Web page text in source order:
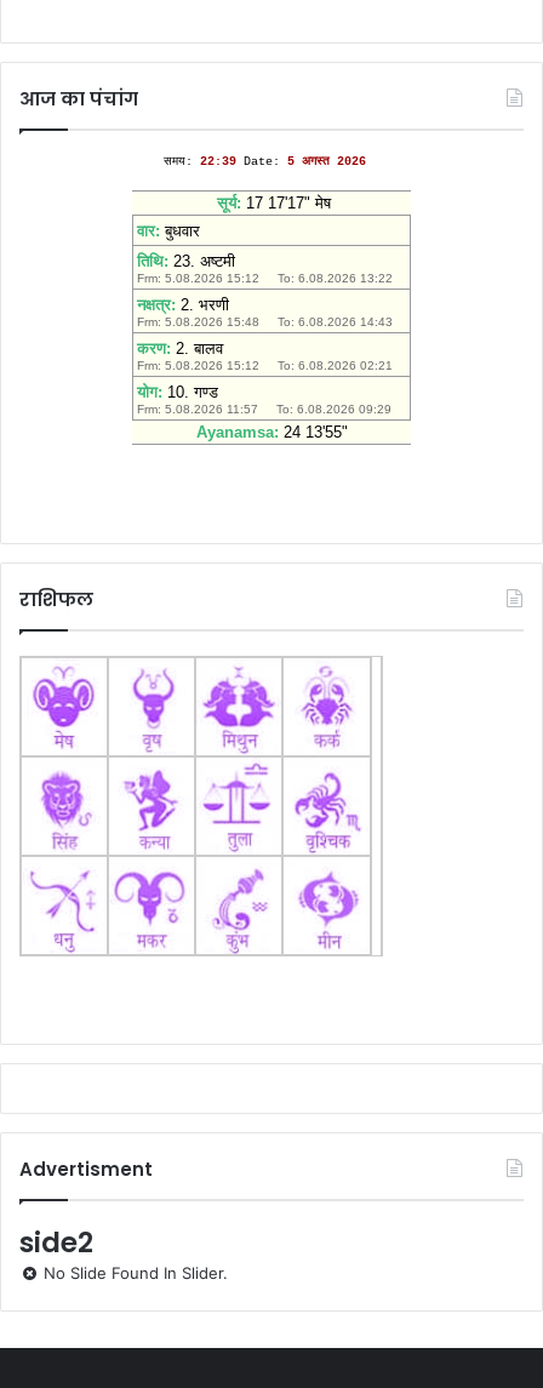
आज का पंचांग
राशिफल
Advertisment
side2
No Slide Found In Slider.